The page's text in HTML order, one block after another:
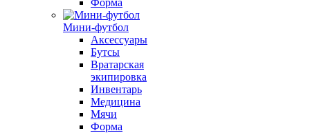
Форма
Мини-футбол
Аксессуары
Бутсы
Вратарская
экипировка
Инвентарь
Медицина
Мячи
Форма